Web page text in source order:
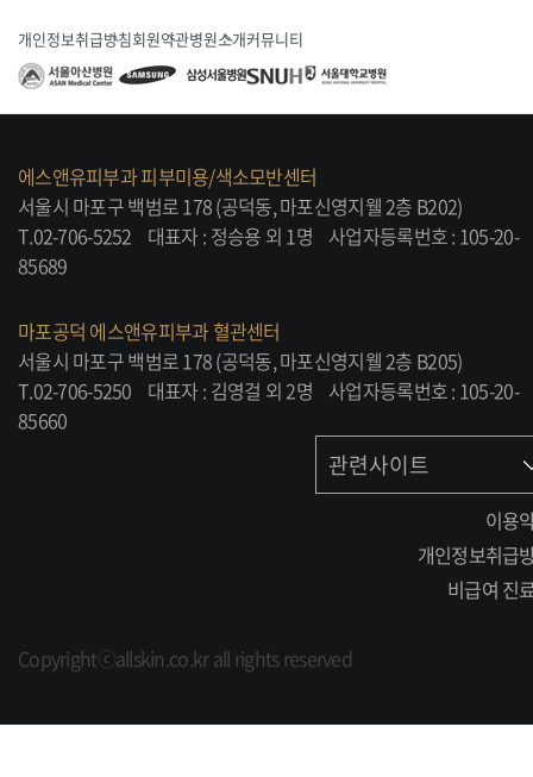
개인정보취급방침회원약관병원소개커뮤니티
에스앤유피부과 피부미용/색소모반센터
서울시 마포구 백범로 178 (공덕동, 마포신영지웰 2층 B202)
T.02-706-5252
대표자 : 정승용 외 1명
사업자등록번호 : 105-20-
85689
마포공덕 에스앤유피부과 혈관센터
서울시 마포구 백범로 178 (공덕동, 마포신영지웰 2층 B205)
T.02-706-5250
대표자 : 김영걸 외 2명
사업자등록번호 : 105-20-
85660
관련사이트
이용
개인정보취급
비급여 진
Copyrightⓒallskin.co.kr all rights reserved